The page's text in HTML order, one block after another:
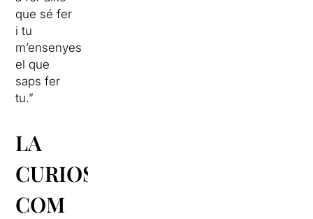
que sé fer
i tu
m’ensenyes
el que
saps fer
tu.”
LA
CURIOSITAT
COM